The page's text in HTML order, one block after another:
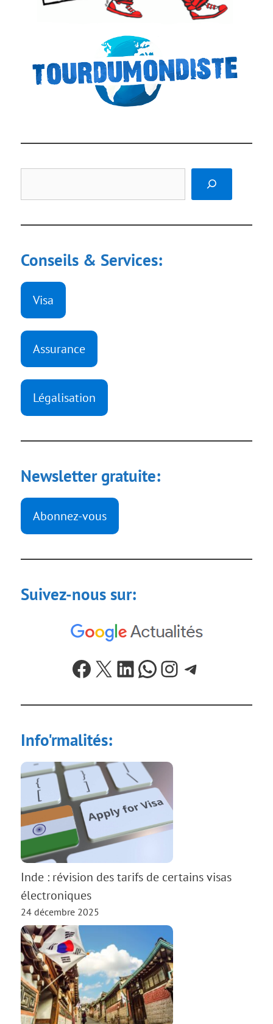
Conseils & Services:
Visa
Assurance
Légalisation
Newsletter gratuite:
Abonnez-vous
Suivez-nous sur:
Facebook
X LinkedIn
WhatsApp
Instagram
Telegram
Info'rmalités:
Inde : révision des tarifs de certains visas
électroniques
24 décembre 2025